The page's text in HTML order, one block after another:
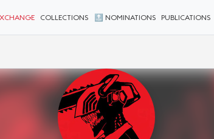
COLLECTIONS 🔝 NOMINATIONS PUBLICATIONS